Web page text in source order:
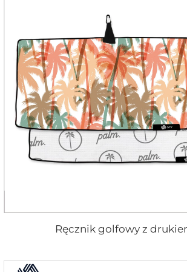
Ręcznik golfowy z